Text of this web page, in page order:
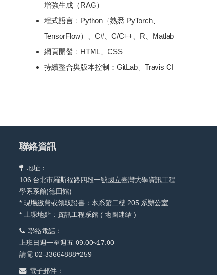
增強生成（RAG）
程式語言：Python（熟悉 PyTorch、
TensorFlow）、C#、C/C++、R、Matlab
網頁開發：HTML、CSS
持續整合與版本控制：GitLab、Travis CI
聯絡資訊
地址：
106 台北市羅斯福路四段一號國立臺灣大學資訊工程
學系系館(德田館)
* 現場繳費或領取證書：本系館二樓 205 系辦公室
* 上課地點：資訊工程系館 ( 地圖連結 )
聯絡電話：
上班日週一至週五 09:00~17:00
請電 02-33664888#259
電子郵件：